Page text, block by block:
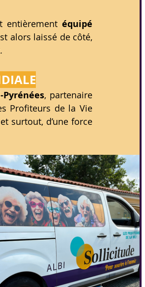
entièrement équipé
alors laissé de côté,
Pyrénées, partenaire
Profiteurs de la Vie
surtout, d’une force